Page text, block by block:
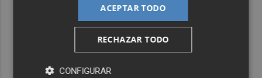
ACEPTAR TODO
RECHAZAR TODO
CONFIGURAR